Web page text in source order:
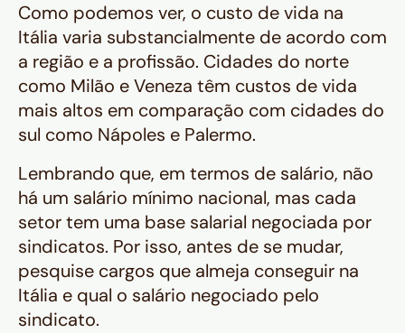
Como podemos ver, o custo de vida na
Itália varia substancialmente de acordo com
a região e a profissão. Cidades do norte
como Milão e Veneza têm custos de vida
mais altos em comparação com cidades do
sul como Nápoles e Palermo.
Lembrando que, em termos de salário, não
há um salário mínimo nacional, mas cada
setor tem uma base salarial negociada por
sindicatos. Por isso, antes de se mudar,
pesquise cargos que almeja conseguir na
Itália e qual o salário negociado pelo
sindicato.